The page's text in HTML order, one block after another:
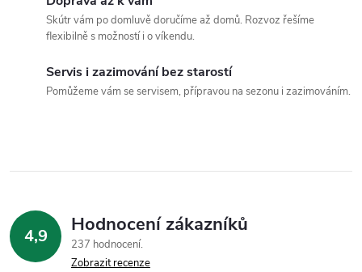
ý
p
i
Skútr vám po domluvě doručíme až domů. Rozvoz řešíme
flexibilně s možností i o víkendu.
Servis i zazimování bez starostí
Pomůžeme vám se servisem, přípravou na sezonu i zazimováním.
4,9 Hodnocení zákazníků
237 hodnocení
Zobrazit recenze